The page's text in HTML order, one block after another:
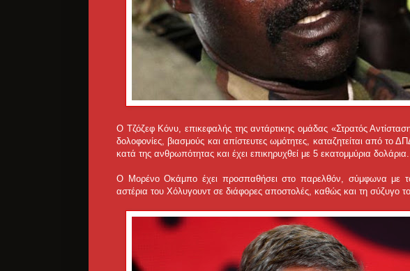
Ο Τζόζεφ Κόνυ, επικεφαλής της αντάρτικης ομάδας «Στρατός
δολοφονίες, βιασμούς και απίστευτες ωμότητες, καταζητείται από το
κατά της ανθρωπότητας και έχει επικηρυχθεί με 5 εκατομμύρια δολάρια.
Ο Μορένο Οκάμπο έχει προσπαθήσει στο παρελθόν, σύμφωνα με
αστέρια του Χόλυγουντ σε διάφορες αποστολές, καθώς και τη σύζυγο